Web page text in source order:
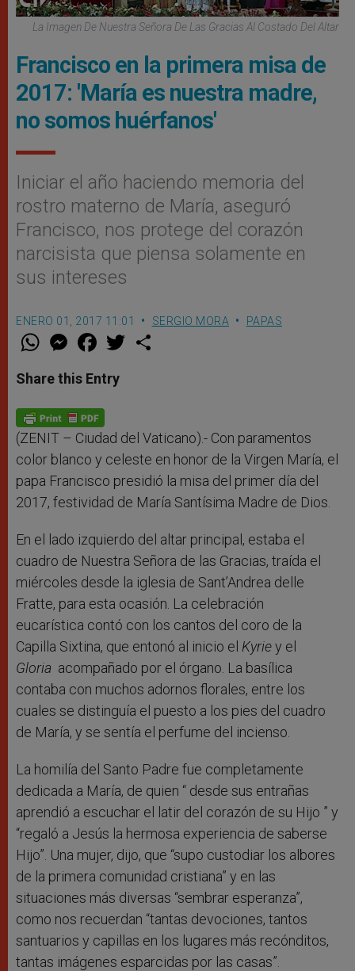
La Imagen De Nuestra Señora De Las Gracias Al Costado Del Altar
Francisco en la primera misa de
2017: 'María es nuestra madre,
no somos huérfanos'
Iniciar el año haciendo memoria del
rostro materno de María, aseguró
Francisco, nos protege del corazón
narcisista que piensa solamente en
sus intereses
ENERO 01, 2017 11:01 SERGIO MORA PAPAS
W
t
s
p
p
M
e
s
e
g
e
F
a
e
b
o
k
w
Share this Entry
(ZENIT – Ciudad del Vaticano).- Con paramentos
color blanco y celeste en honor de la Virgen María, el
papa Francisco presidió la misa del primer día del
2017, festividad de María Santísima Madre de Dios.
En el lado izquierdo del altar principal, estaba el
cuadro de Nuestra Señora de las Gracias, traída el
miércoles desde la iglesia de Sant’Andrea delle
Fratte, para esta ocasión. La celebración
eucarística contó con los cantos del coro de la
Capilla Sixtina, que entonó al inicio el Kyriey el
Gloria acompañado por el órgano. La basílica
contaba con muchos adornos florales, entre los
cuales se distinguía el puesto a los pies del cuadro
de María, y se sentía el perfume del incienso.
La homilía del Santo Padre fue completamente
dedicada a María, de quien “ desde sus entrañas
aprendió a escuchar el latir del corazón de su Hijo ” y
“regaló a Jesús la hermosa experiencia de saberse
Hijo”. Una mujer, dijo, que “supo custodiar los albores
de la primera comunidad cristiana” y en las
situaciones más diversas “sembrar esperanza”,
como nos recuerdan “tantas devociones, tantos
santuarios y capillas en los lugares más recónditos,
tantas imágenes esparcidas por las casas”.